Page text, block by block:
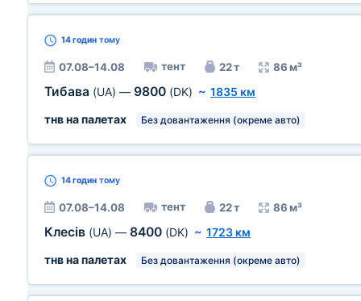
14 годин тому
07.08–14.08 тент 22 т 86 м³
Тибава (UA) — 9800 (DK) ~ 1835 км
тнв на палетах
Без довантаження (окреме авто)
14 годин тому
07.08–14.08 тент 22 т 86 м³
Клесів (UA) — 8400 (DK) ~ 1723 км
тнв на палетах
Без довантаження (окреме авто)